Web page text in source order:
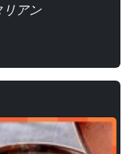
アン